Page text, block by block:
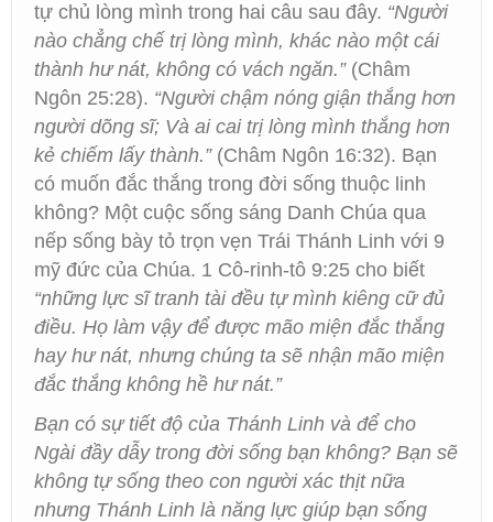
tự chủ lòng mình trong hai câu sau đây. “Người
nào chẳng chế trị lòng mình, khác nào một cái
thành hư nát, không có vách ngăn.” (Châm
Ngôn 25:28). “Người chậm nóng giận thắng hơn
người dõng sĩ; Và ai cai trị lòng mình thắng hơn
kẻ chiếm lấy thành.”(Châm Ngôn 16:32). Bạn
có muốn đắc thắng trong đời sống thuộc linh
không? Một cuộc sống sáng Danh Chúa qua
nếp sống bày tỏ trọn vẹn Trái Thánh Linh với 9
mỹ đức của Chúa. 1 Cô-rinh-tô 9:25 cho biết
“những lực sĩ tranh tài đều tự mình kiêng cữ đủ
điều. Họ làm vậy để được mão miện đắc thắng
hay hư nát, nhưng chúng ta sẽ nhận mão miện
đắc thắng không hề hư nát.”
Bạn có sự tiết độ của Thánh Linh và để cho
Ngài đầy dẫy trong đời sống bạn không? Bạn sẽ
không tự sống theo con người xác thịt nữa
nhưng Thánh Linh là năng lực giúp bạn sống